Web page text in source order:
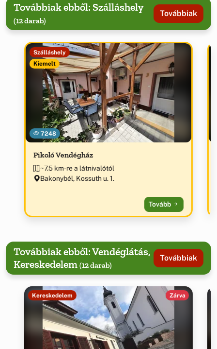
Továbbiak ebből: Szálláshely
(12 darab)
Továbbiak
7248
Szálláshely
Kiemelt
Pikoló Vendégház
~7.5 km-re a látnivalótól
Bakonybél, Kossuth u. 1.
Tovább
Továbbiak ebből: Vendéglátás,
Kereskedelem (12 darab)
Továbbiak
Kereskedelem Zárva